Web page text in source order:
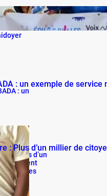
VIA-ME
d’un
: un
: Plus d’un